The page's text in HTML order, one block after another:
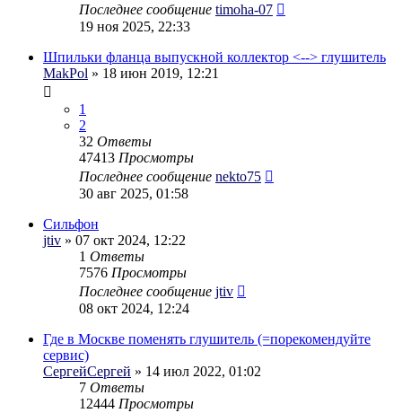
Последнее сообщение timoha-07
19 ноя 2025, 22:33
Шпильки фланца выпускной коллектор <--> глушитель
MakPol » 18 июн 2019, 12:21
1
2
32 Ответы
47413 Просмотры
Последнее сообщение nekto75
30 авг 2025, 01:58
Сильфон
jtiv » 07 окт 2024, 12:22
1 Ответы
7576 Просмотры
Последнее сообщение jtiv
08 окт 2024, 12:24
Где в Москве поменять глушитель (=порекомендуйте
сервис)
СергейСергей » 14 июл 2022, 01:02
7 Ответы
12444 Просмотры